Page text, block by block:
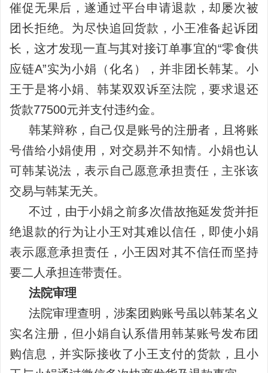
催促无果后，遂通过平台申请退款，却屡次被
团长拒绝。为尽快追回货款，小王准备起诉团
长，这才发现一直与其对接订单事宜的“零食供
应链A”实为小娟（化名），并非团长韩某。小
王于是将小娟、韩某双双诉至法院，要求退还
货款77500元并支付违约金。
韩某辩称，自己仅是账号的注册者，且将账
号借给小娟使用，对交易并不知情。小娟也认
可韩某说法，表示自己愿意承担责任，主张该
交易与韩某无关。
不过，由于小娟之前多次借故拖延发货并拒
绝退款的行为让小王对其难以信任，即使小娟
表示愿意承担责任，小王因对其不信任而坚持
要二人承担连带责任。
法院审理
法院审理查明，涉案团购账号虽以韩某名义
实名注册，但小娟自认系借用韩某账号发布团
购信息，并实际接收了小王支付的货款，且小